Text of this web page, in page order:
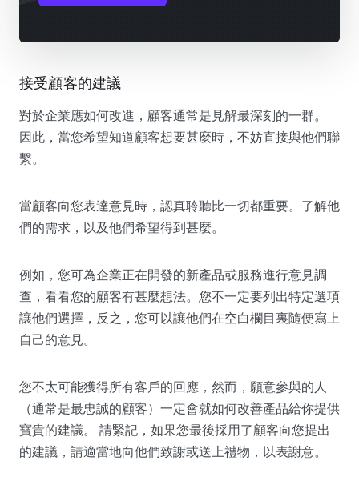
接受顧客的建議
對於企業應如何改進，顧客通常是見解最深刻的一群。
因此，當您希望知道顧客想要甚麼時，不妨直接與他們聯
繫。
當顧客向您表達意見時，認真聆聽比一切都重要。了解他
們的需求，以及他們希望得到甚麼。
例如，您可為企業正在開發的新產品或服務進行意見調
查，看看您的顧客有甚麼想法。您不一定要列出特定選項
讓他們選擇，反之，您可以讓他們在空白欄目裏隨便寫上
自己的意見。
您不太可能獲得所有客戶的回應，然而，願意參與的人
（通常是最忠誠的顧客）一定會就如何改善產品給你提供
寶貴的建議。 請緊記，如果您最後採用了顧客向您提出
的建議，請適當地向他們致謝或送上禮物，以表謝意。